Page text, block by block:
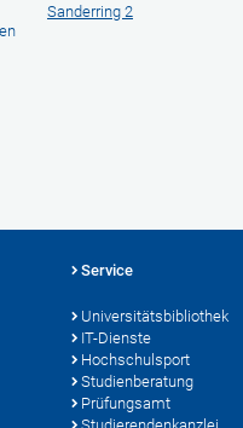
Sanderring 2
Service
Universitätsbibliothek
IT-Dienste
Hochschulsport
Studienberatung
Prüfungsamt